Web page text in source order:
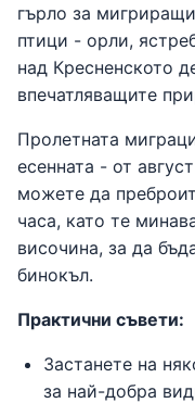
гърло за
птици - орли,
над Кресненското
впечатляващите
Пролетната
есенната - от
можете да
часа, като те
височина, за да
бинокъл.
Практични съвети:
Застанете на
за най-добра